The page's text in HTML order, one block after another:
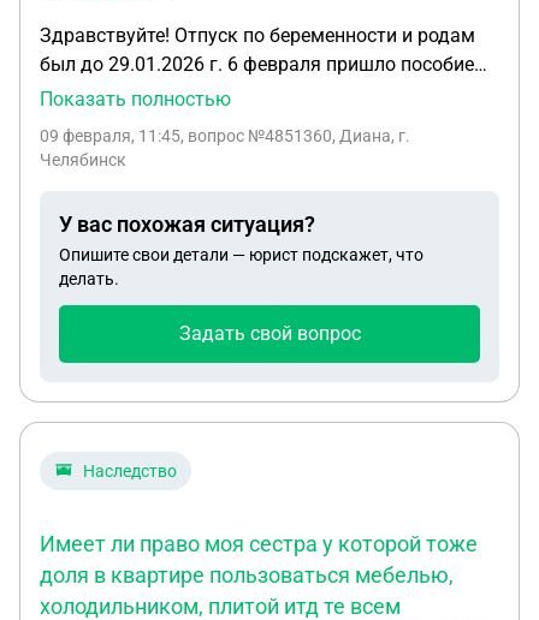
Здравствуйте! Отпуск по беременности и родам
был до 29.01.2026 г. 6 февраля пришло пособие
по уходу за ребёнком до 1,5 лет в размере 750
30.01.2026 по 31.01.2026. Это выплата за январь
Показать полностью
09 февраля, 11:45, вопрос №4851360, Диана, г.
Челябинск
У вас похожая ситуация?
Опишите свои детали — юрист подскажет, что
делать.
Задать свой вопрос
Наследство
Имеет ли право моя сестра у которой тоже
доля в квартире пользоваться мебелью,
холодильником, плитой итд те всем